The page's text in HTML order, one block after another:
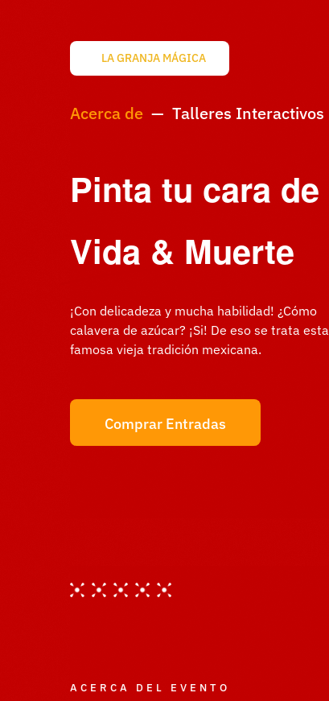
LA GRANJA MÁGICA
Acerca de— Talleres Interactivos
Pinta tu cara de
Vida & Muerte
¡Con delicadeza y mucha habilidad! ¿Cómo
calavera de azúcar? ¡Si! De eso se trata esta
famosa vieja tradición mexicana.
Comprar Entradas
ACERCA DEL EVENTO